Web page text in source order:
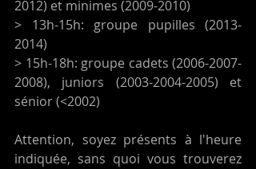
2012) et minimes (2009-2010)
> 13h-15h: groupe pupilles (2013-
2014)
> 15h-18h: groupe cadets (2006-2007-
2008), juniors (2003-2004-2005) et
sénior (<2002)
Attention, soyez présents à l'heure
indiquée, sans quoi vous trouverez